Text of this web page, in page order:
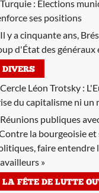
Turquie : Élections
ses positions
Il y a cinquante ans,
d'État des
DIVERS
Cercle Léon Trotsky :
du capitalisme ni un
Réunions publiques
la bourgeoisie
faire entendre
»
LA FÊTE DE LUTTE